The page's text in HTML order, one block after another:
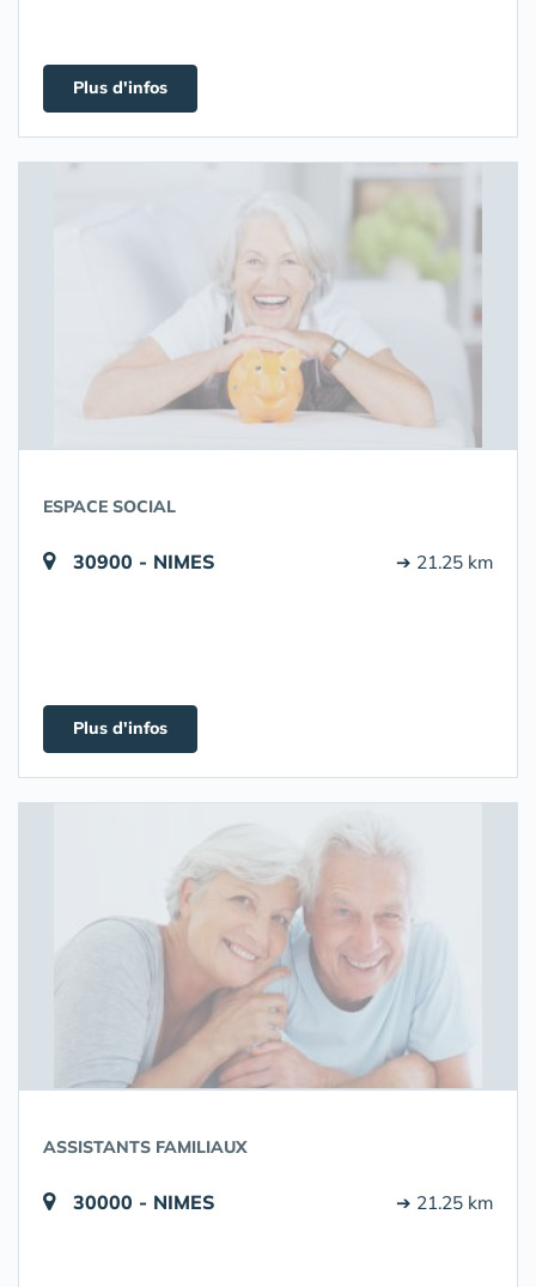
Plus d'infos
ESPACE SOCIAL
30900 - NIMES ➔ 21.25 km
Plus d'infos
ASSISTANTS FAMILIAUX
30000 - NIMES ➔ 21.25 km